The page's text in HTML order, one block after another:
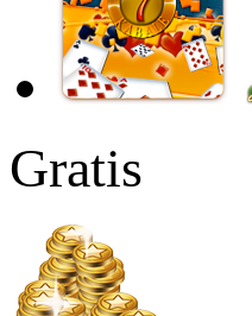
Gratis